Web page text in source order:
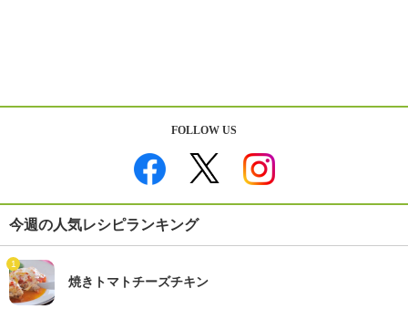
FOLLOW US
今週の人気レシピランキング
1
焼きトマトチーズチキン